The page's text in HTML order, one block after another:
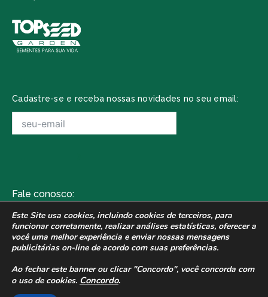
Cadastre-se e receba nossas novidades no seu email:
Fale conosco:
Av. Wilson Folador, 1531
(16) 3242-4141
contato@plantseed.com.br
2021 - Plantseed, uma empresa do grupo
Este Site usa cookies, incluindo cookies de terceiros, para
funcionar corretamente, realizar análises estatísticas, oferecer a
você uma melhor experiência e enviar nossas mensagens
publicitárias on-line de acordo com suas preferências.
Ao fechar este banner ou clicar "Concordo", você concorda com
o uso de cookies. Concordo.